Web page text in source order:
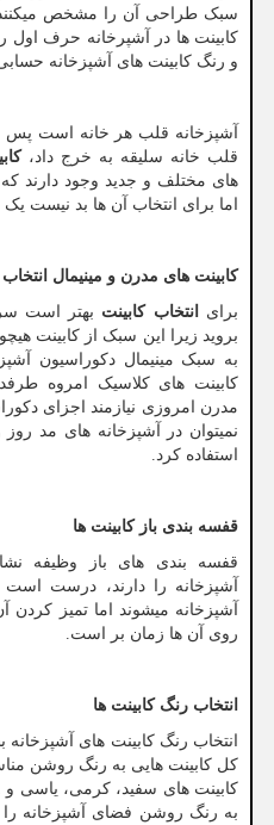
سبک طراحی آن را مشخص میکنند
کابینت ها در آشپرخانه حرف اول
و رنگ کابینت های آشپزخانه
آشپزخانه قلب هر خانه است پس
قلب خانه سلیقه به خرج داد،
های مختلف و جدید وجود دارند
اما برای انتخاب آن ها بد نیست یک
کابینت های مدرن و مینیمال انتخاب
برای
انتخاب کابینت بهتر است
بروید زیرا این سبک از کابینت
به سبک مینیمال دکوراسیون
کابینت های کلاسیک امروه
مدرن امروزی نیازمند اجزای
نمیتوان در آشپزخانه های مد
استفاده کرد.
قفسه بندی باز کابینت ها
قفسه بندی های باز وظیفه
آشپزخانه را دارند، درست
آشپزخانه میشوند اما تمیز کردن
روی آن ها زمان بر است.
انتخاب رنگ کابینت ها
انتخاب رنگ کابینت های آشپزخانه
کل کابینت هایی به رنگ روشن
کابینت های سفید، کرمی، یاسی و
به رنگ روشن فضای آشپزخانه را